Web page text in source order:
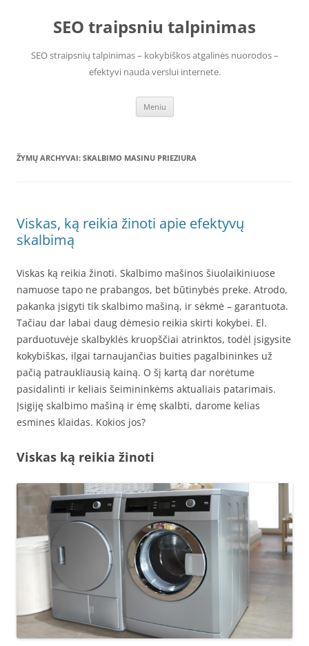
SEO traipsniu talpinimas
SEO straipsnių talpinimas – kokybiškos atgalinės nuorodos –
efektyvi nauda verslui internete.
Meniu
ŽYMŲ ARCHYVAI: SKALBIMO MASINU PRIEZIURA
Viskas, ką reikia žinoti apie efektyvų
skalbimą
Viskas ką reikia žinoti. Skalbimo mašinos šiuolaikiniuose
namuose tapo ne prabangos, bet būtinybės preke. Atrodo,
pakanka įsigyti tik skalbimo mašiną, ir sėkmė – garantuota.
Tačiau dar labai daug dėmesio reikia skirti kokybei. El.
parduotuvėje skalbyklės kruopščiai atrinktos, todėl įsigysite
kokybiškas, ilgai tarnaujančias buities pagalbininkes už
pačią patraukliausią kainą. O šį kartą dar norėtume
pasidalinti ir keliais šeimininkėms aktualiais patarimais.
Įsigiję skalbimo mašiną ir ėmę skalbti, darome kelias
esmines klaidas. Kokios jos?
Viskas ką reikia žinoti